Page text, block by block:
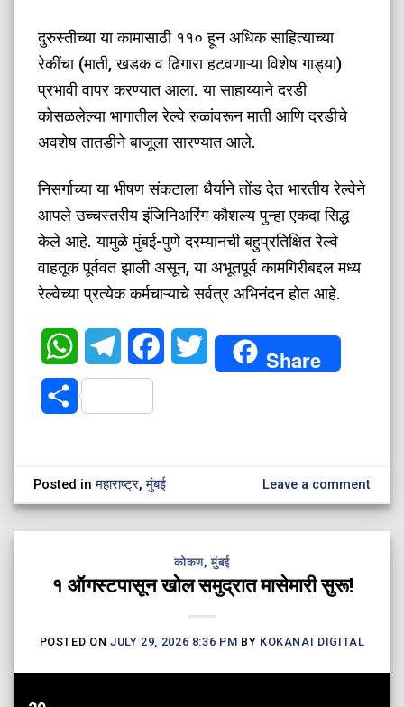
​दुरुस्तीच्या या कामासाठी ११० हून अधिक साहित्याच्या
रेकींचा (माती, खडक व ढिगारा हटवणाऱ्या विशेष गाड्या)
प्रभावी वापर करण्यात आला. या साहाय्याने दरडी
कोसळलेल्या भागातील रेल्वे रुळांवरून माती आणि दरडीचे
अवशेष तातडीने बाजूला सारण्यात आले.
​निसर्गाच्या या भीषण संकटाला धैर्याने तोंड देत भारतीय रेल्वेने
आपले उच्चस्तरीय इंजिनिअरिंग कौशल्य पुन्हा एकदा सिद्ध
केले आहे. यामुळे मुंबई-पुणे दरम्यानची बहुप्रतिक्षित रेल्वे
वाहतूक पूर्ववत झाली असून, या अभूतपूर्व कामगिरीबद्दल मध्य
रेल्वेच्या प्रत्येक कर्मचाऱ्याचे सर्वत्र अभिनंदन होत आहे.
WhatsAppTelegramFacebookTwitter Share
Share
Posted inमहाराष्ट्र,मुंबई Leave a comment
कोकण,मुंबई
​१ ऑगस्टपासून खोल समुद्रात मासेमारी सुरू!
POSTED ON JULY 29, 2026 8:36 PM BY KOKANAI DIGITAL